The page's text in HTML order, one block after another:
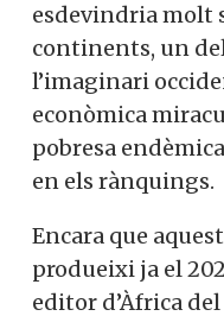
esdevindria molt
continents, un
l’imaginari
econòmica
pobresa
en els rànquings.
Encara que
produeixi ja el
editor d’Àfrica del